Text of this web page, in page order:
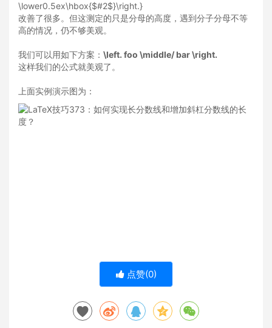
\lower0.5ex\hbox{$#2$}\right.}
改善了很多。但这测定的只是分母的高度，遇到分子分母不等
高的情况，仍不够美观。
我们可以用如下方案： \left. foo \middle/ bar \right.
这样我们的公式就美观了。
上面实例演示图为：
点赞(0)